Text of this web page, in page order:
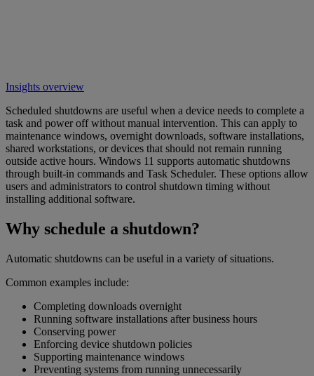
Insights overview
Scheduled shutdowns are useful when a device needs to complete a
task and power off without manual intervention. This can apply to
maintenance windows, overnight downloads, software installations,
shared workstations, or devices that should not remain running
outside active hours. Windows 11 supports automatic shutdowns
through built-in commands and Task Scheduler. These options allow
users and administrators to control shutdown timing without
installing additional software.
Why schedule a shutdown?
Automatic shutdowns can be useful in a variety of situations.
Common examples include:
Completing downloads overnight
Running software installations after business hours
Conserving power
Enforcing device shutdown policies
Supporting maintenance windows
Preventing systems from running unnecessarily